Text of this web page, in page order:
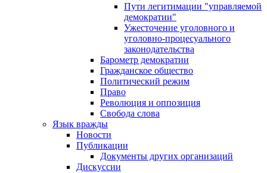
Пути легитимации "управляемой
демократии"
Ужесточение уголовного и
уголовно-процесуального
законодательства
Барометр демократии
Гражданское общество
Политический режим
Право
Революция и оппозиция
Свобода слова
Язык вражды
Новости
Публикации
Документы других организаций
Дискуссии